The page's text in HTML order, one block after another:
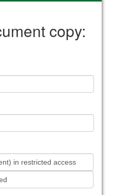
copy:
in restricted access